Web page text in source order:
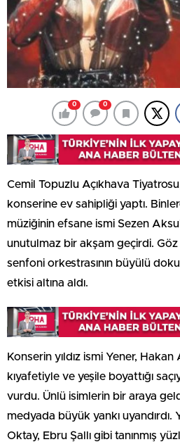
0 0
Cemil Topuzlu Açıkhava
konserine ev sahipliği yaptı.
müziğinin efsane ismi Sezen
unutulmaz bir akşam geçirdi. Göz
senfoni orkestrasının büyülü
etkisi altına aldı.
Konserin yıldız ismi Yener, Hakan
kıyafetiyle ve yeşile boyattığı
vurdu. Ünlü isimlerin bir araya
medyada büyük yankı uyandırdı.
Oktay, Ebru Şallı gibi tanınmış